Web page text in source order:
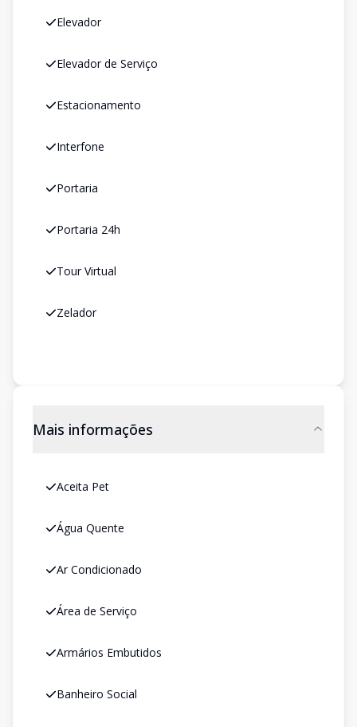
Elevador
Elevador de Serviço
Estacionamento
Interfone
Portaria
Portaria 24h
Tour Virtual
Zelador
Mais informações
Aceita Pet
Água Quente
Ar Condicionado
Área de Serviço
Armários Embutidos
Banheiro Social